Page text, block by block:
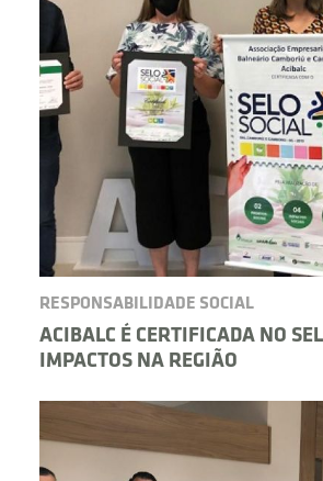
RESPONSABILIDADE SOCIAL
ACIBALC É CERTIFICADA NO
IMPACTOS NA REGIÃO